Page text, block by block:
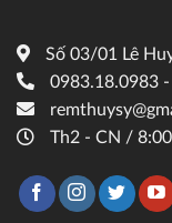
Số 03/01 Lê
0983.18.0983
Th2 - CN /